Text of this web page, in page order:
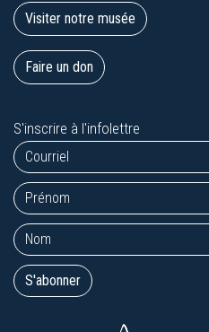
Visiter notre musée
Faire un don
S'inscrire à l'infolettre